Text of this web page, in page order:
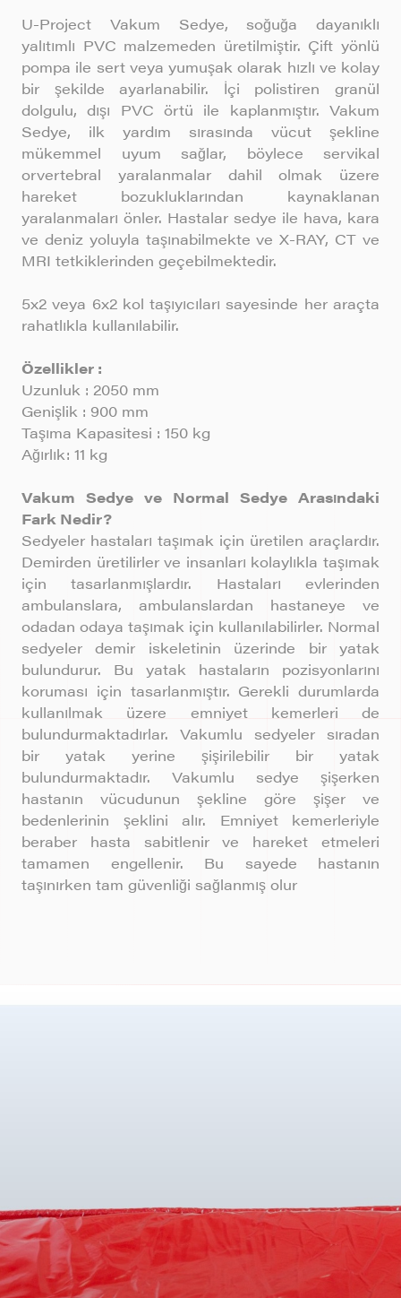
U-Project Vakum Sedye, soğuğa dayanıklı
yalıtımlı PVC malzemeden üretilmiştir. Çift yönlü
pompa ile sert veya yumuşak olarak hızlı ve kolay
bir şekilde ayarlanabilir. İçi polistiren granül
dolgulu, dışı PVC örtü ile kaplanmıştır. Vakum
Sedye, ilk yardım sırasında vücut şekline
mükemmel uyum sağlar, böylece servikal
orvertebral yaralanmalar dahil olmak üzere
hareket bozukluklarından kaynaklanan
yaralanmaları önler. Hastalar sedye ile hava, kara
ve deniz yoluyla taşınabilmekte ve X-RAY, CT ve
MRI tetkiklerinden geçebilmektedir.
5x2 veya 6x2 kol taşıyıcıları sayesinde her araçta
rahatlıkla kullanılabilir.
Özellikler :
Uzunluk : 2050 mm
Genişlik : 900 mm
Taşıma Kapasitesi : 150 kg
Ağırlık: 11 kg
Vakum Sedye ve Normal Sedye Arasındaki
Fark Nedir?
Sedyeler hastaları taşımak için üretilen araçlardır.
Demirden üretilirler ve insanları kolaylıkla taşımak
için tasarlanmışlardır. Hastaları evlerinden
ambulanslara, ambulanslardan hastaneye ve
odadan odaya taşımak için kullanılabilirler. Normal
sedyeler demir iskeletinin üzerinde bir yatak
bulundurur. Bu yatak hastaların pozisyonlarını
koruması için tasarlanmıştır. Gerekli durumlarda
kullanılmak üzere emniyet kemerleri de
bulundurmaktadırlar. Vakumlu sedyeler sıradan
bir yatak yerine şişirilebilir bir yatak
bulundurmaktadır. Vakumlu sedye şişerken
hastanın vücudunun şekline göre şişer ve
bedenlerinin şeklini alır. Emniyet kemerleriyle
beraber hasta sabitlenir ve hareket etmeleri
tamamen engellenir. Bu sayede hastanın
taşınırken tam güvenliği sağlanmış olur